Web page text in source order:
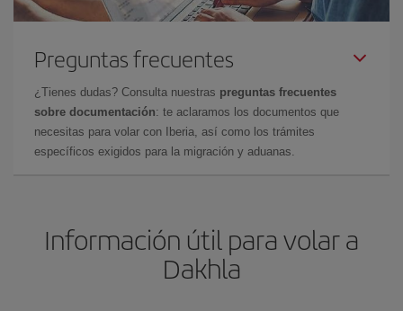
Preguntas frecuentes
¿Tienes dudas? Consulta nuestras preguntas frecuentes
sobre documentación: te aclaramos los documentos que
necesitas para volar con Iberia, así como los trámites
específicos exigidos para la migración y aduanas.
Información útil para volar a
Dakhla